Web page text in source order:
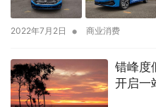
2022年7月2日 • 商业消费
错峰度
开启一